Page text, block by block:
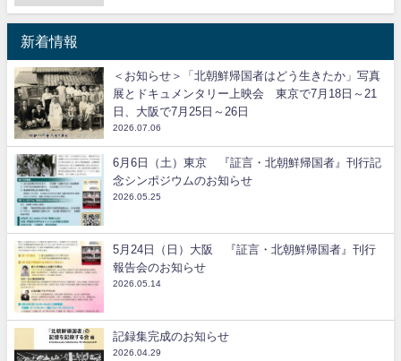
新着情報
＜お知らせ＞「北朝鮮帰国者はどう生きたか」写真
展とドキュメンタリー上映会 東京で7月18日～21
日、大阪で7月25日～26日
2026.07.06
6月6日（土）東京 『証言・北朝鮮帰国者』刊行記
念シンポジウムのお知らせ
2026.05.25
5月24日（日）大阪 『証言・北朝鮮帰国者』刊行
報告会のお知らせ
2026.05.14
記録集完成のお知らせ
2026.04.29